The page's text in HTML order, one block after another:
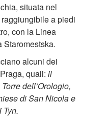
situata nel
a piedi
con la Linea
Staromestska.
alcuni dei
quali: il
dell’Orologio,
di San Nicola e